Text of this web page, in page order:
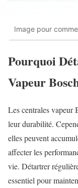
Image pour
Pourquoi
Vapeur
Les centrales vapeur
leur durabilité.
elles peuvent
affecter les
vie. Détartrer
essentiel pour